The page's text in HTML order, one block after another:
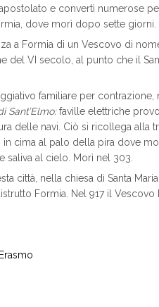
e convertì numerose
dove morì dopo sette giorni.
a Formia di un Vescovo di
del VI secolo, al punto che il
familiare per
Sant’Elmo:faville elettriche
delle navi. Ciò si ricollega alla
cima al palo della pira dove
saliva al cielo. Morì nel 303.
città, nella chiesa di Santa
Formia. Nel 917 il